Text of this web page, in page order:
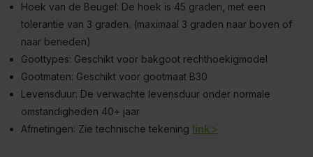
Hoek van de Beugel: De hoek is 45 graden, met een
tolerantie van 3 graden. (maximaal 3 graden naar boven of
naar beneden)
Goottypes: Geschikt voor bakgoot rechthoekigmodel
Gootmaten: Geschikt voor gootmaat B30
Levensduur: De verwachte levensduur onder normale
omstandigheden 40+ jaar
Afmetingen: Zie technische tekening link >